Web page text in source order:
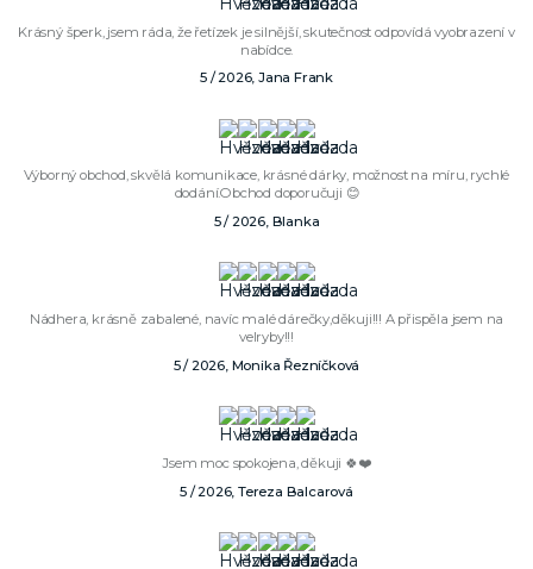
Krásný šperk, jsem ráda, že řetízek je silnější, skutečnost odpovídá vyobrazení v
nabídce.
5 / 2026, Jana Frank
Výborný obchod, skvělá komunikace, krásné dárky, možnost na míru, rychlé
dodání.Obchod doporučuji 😊
5 / 2026, Blanka
Nádhera, krásně zabalené, navíc malé dárečky,děkuji!!! A přispěla jsem na
velryby!!!
5 / 2026, Monika Řezníčková
Jsem moc spokojena, děkuji 🍀❤️
5 / 2026, Tereza Balcarová